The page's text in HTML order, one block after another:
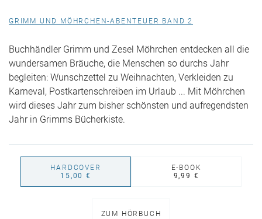
GRIMM UND MÖHRCHEN-ABENTEUER BAND 2
Buchhändler Grimm und Zesel Möhrchen entdecken all die
wundersamen Bräuche, die Menschen so durchs Jahr
begleiten: Wunschzettel zu Weihnachten, Verkleiden zu
Karneval, Postkartenschreiben im Urlaub ... Mit Möhrchen
wird dieses Jahr zum bisher schönsten und aufregendsten
Jahr in Grimms Bücherkiste.
HARDCOVER
15,00 €
E-BOOK
9,99 €
ZUM HÖRBUCH